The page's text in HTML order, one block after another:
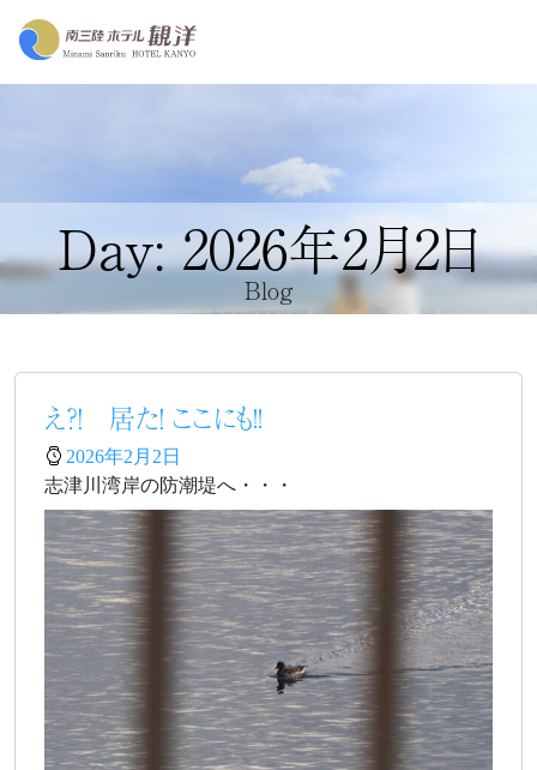
Day: 2026年2月2日
Blog
え？！ 居た！ ここにも!!
2026年2月2日
志津川湾岸の防潮堤へ・・・